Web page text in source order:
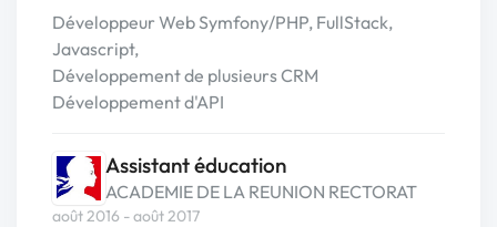
Développeur Web Symfony/PHP, FullStack,
Javascript,
Développement de plusieurs CRM
Développement d'API
Assistant éducation
ACADEMIE DE LA REUNION RECTORAT
août 2016 - août 2017